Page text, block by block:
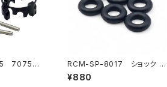
7075製
ィハイトア
スト-1.5m
RCM-SP-8017 ショック リ
ミッターOリング （6）SP1-F
用（オプション）
¥880